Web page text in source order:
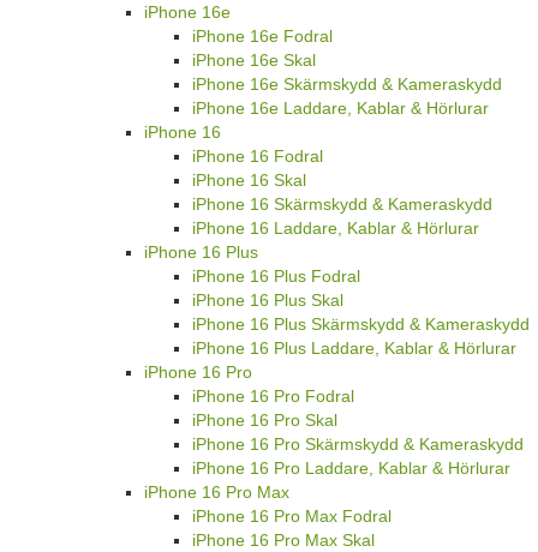
iPhone 16e
iPhone 16e Fodral
iPhone 16e Skal
iPhone 16e Skärmskydd & Kameraskydd
iPhone 16e Laddare, Kablar & Hörlurar
iPhone 16
iPhone 16 Fodral
iPhone 16 Skal
iPhone 16 Skärmskydd & Kameraskydd
iPhone 16 Laddare, Kablar & Hörlurar
iPhone 16 Plus
iPhone 16 Plus Fodral
iPhone 16 Plus Skal
iPhone 16 Plus Skärmskydd & Kameraskydd
iPhone 16 Plus Laddare, Kablar & Hörlurar
iPhone 16 Pro
iPhone 16 Pro Fodral
iPhone 16 Pro Skal
iPhone 16 Pro Skärmskydd & Kameraskydd
iPhone 16 Pro Laddare, Kablar & Hörlurar
iPhone 16 Pro Max
iPhone 16 Pro Max Fodral
iPhone 16 Pro Max Skal